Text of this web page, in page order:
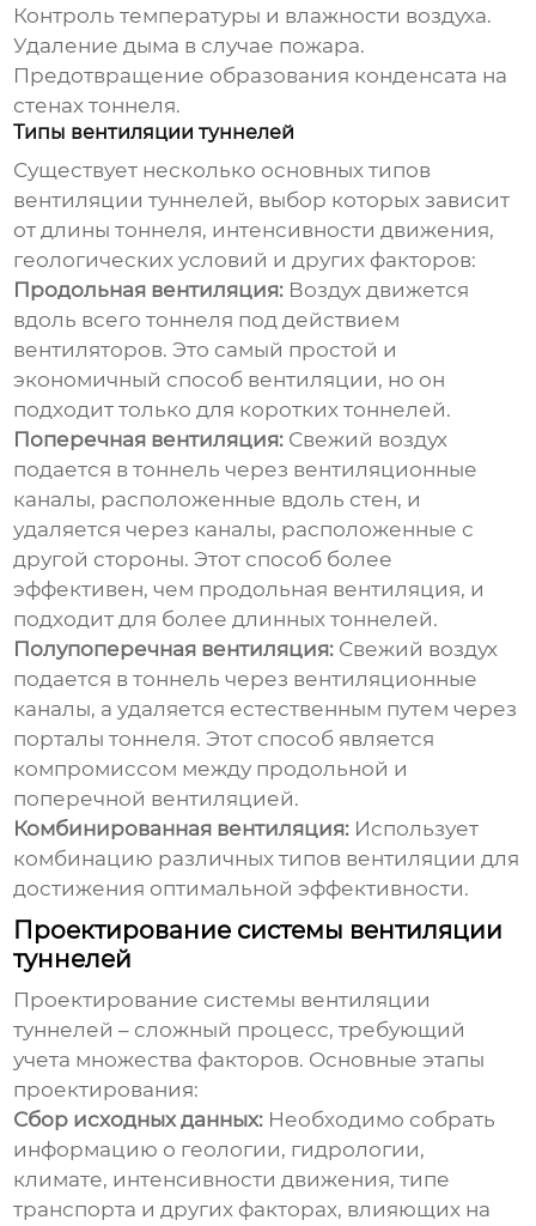
Контроль температуры и влажности воздуха.
Удаление дыма в случае пожара.
Предотвращение образования конденсата на
стенах тоннеля.
Типы вентиляции туннелей
Существует несколько основных типов
вентиляции туннелей, выбор которых зависит
от длины тоннеля, интенсивности движения,
геологических условий и других факторов:
Продольная вентиляция: Воздух движется
вдоль всего тоннеля под действием
вентиляторов. Это самый простой и
экономичный способ вентиляции, но он
подходит только для коротких тоннелей.
Поперечная вентиляция: Свежий воздух
подается в тоннель через вентиляционные
каналы, расположенные вдоль стен, и
удаляется через каналы, расположенные с
другой стороны. Этот способ более
эффективен, чем продольная вентиляция, и
подходит для более длинных тоннелей.
Полупоперечная вентиляция: Свежий воздух
подается в тоннель через вентиляционные
каналы, а удаляется естественным путем через
порталы тоннеля. Этот способ является
компромиссом между продольной и
поперечной вентиляцией.
Комбинированная вентиляция: Использует
комбинацию различных типов вентиляции для
достижения оптимальной эффективности.
Проектирование системы вентиляции
туннелей
Проектирование системы вентиляции
туннелей – сложный процесс, требующий
учета множества факторов. Основные этапы
проектирования:
Сбор исходных данных: Необходимо собрать
информацию о геологии, гидрологии,
климате, интенсивности движения, типе
транспорта и других факторах, влияющих на